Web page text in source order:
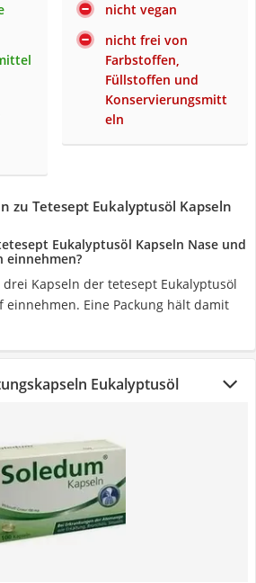
nicht vegan
nicht frei von
Farbstoffen,
Füllstoffen und
Konservierungsmitt
eln
zu Tetesept Eukalyptusöl Kapseln
Eukalyptusöl Kapseln Nase und
einnehmen?
Kapseln der tetesept Eukalyptusöl
einnehmen. Eine Packung hält damit
Eukalyptusöl